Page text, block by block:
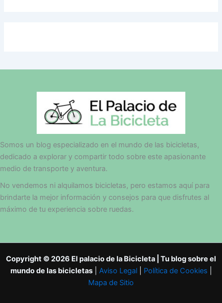
Somos un blog especializado en el mundo de las bicicletas,
dedicado a explorar y compartir todo sobre este apasionante
medio de transporte y aventura.
No vendemos ni alquilamos bicicletas, pero estamos aquí para
brindarte la mejor información y consejos para que disfrutes al
máximo de tu experiencia sobre ruedas.
Copyright © 2026 El palacio de la Bicicleta | Tu blog sobre el
mundo de las bicicletas| Aviso Legal| Política de Cookies
Mapa de Sitio